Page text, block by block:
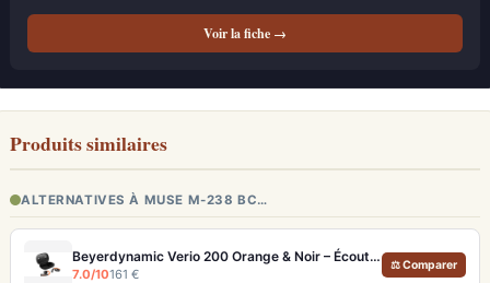
Voir la fiche →
Produits similaires
ALTERNATIVES À MUSE M-238 BC…
Beyerdynamic Verio 200 Orange & Noir – Écouteurs open-ear sport avec autonomie 35h
7.0/10161 €
⚖ Comparer